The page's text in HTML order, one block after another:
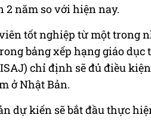
2 năm so với hiện nay.
tốt nghiệp từ một trong
bảng xếp hạng giáo
chỉ định sẽ đủ điều
ở Nhật Bản.
dự kiến sẽ bắt đầu thực